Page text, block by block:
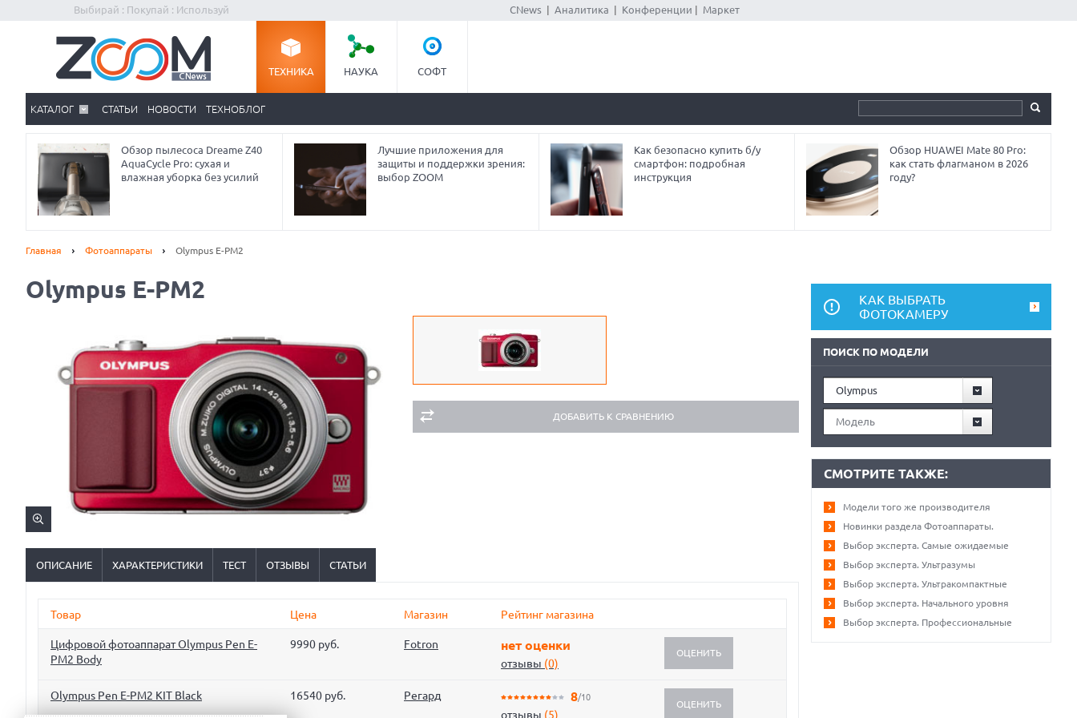
Выбирай : Покупай : Используй CNews| Аналитика Конференции Маркет
ТЕХНИКА НАУКА СОФТ
КАТАЛОГ СТАТЬИ НОВОСТИ ТЕХНОБЛОГ
Обзор пылесоса Dreame Z40
AquaCycle Pro: сухая и
влажная уборка без усилий
Лучшие приложения для
защиты и поддержки зрения:
выбор ZOOM
Как безопасно купить б/у
смартфон: подробная
инструкция
Обзор HUAWEI Mate 80 Pro:
как стать флагманом в 2026
году?
Главная Фотоаппараты Olympus E-PM2
Olympus E-PM2
ДОБАВИТЬ К СРАВНЕНИЮ
ОПИСАНИЕ ХАРАКТЕРИСТИКИ ТЕСТ ОТЗЫВЫ СТАТЬИ
Товар Цена Магазин Рейтинг магазина
Цифровой фотоаппарат Olympus Pen E-
PM2 Body
9990 руб. Fotron нет оценки
отзывы (0)
ОЦЕНИТЬ
Olympus Pen E-PM2 KIT Black 16540 руб. Регард 8/10
отзывы (5)
ОЦЕНИТЬ
КАК ВЫБРАТЬ
ФОТОКАМЕРУ
ПОИСК ПО МОДЕЛИ
Olympus
Модель
СМОТРИТЕ ТАКЖЕ:
Модели того же производителя
Новинки раздела Фотоаппараты.
Выбор эксперта. Самые ожидаемые
Выбор эксперта. Ультразумы
Выбор эксперта. Ультракомпактные
Выбор эксперта. Начального уровня
Выбор эксперта. Профессиональные